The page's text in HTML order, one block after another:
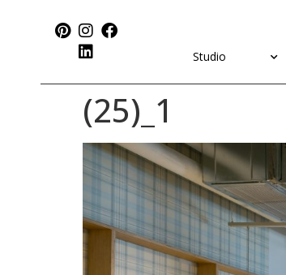
Studio
1_(25)